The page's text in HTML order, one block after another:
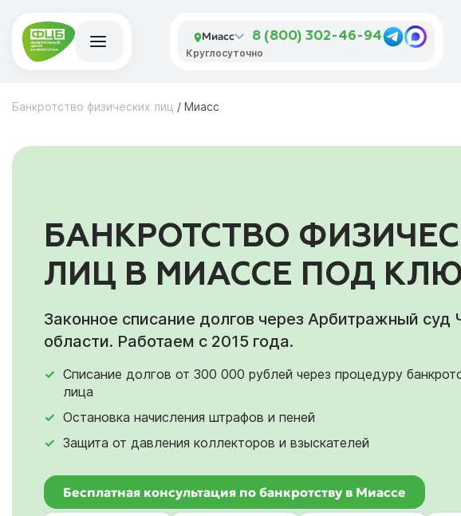
Миасс 8 (800) 302-46-94
Круглосуточно
Банкротство физических лиц / Миасс
БАНКРОТСТВО
ЛИЦ В МИАССЕ ПОД
Законное списание долгов через Арбитражный суд
области. Работаем с 2015 года.
Списание долгов от 300 000 рублей через процедуру
лица
Остановка начисления штрафов и пеней
Защита от давления коллекторов и взыскателей
Бесплатная консультация по банкротству в Миассе